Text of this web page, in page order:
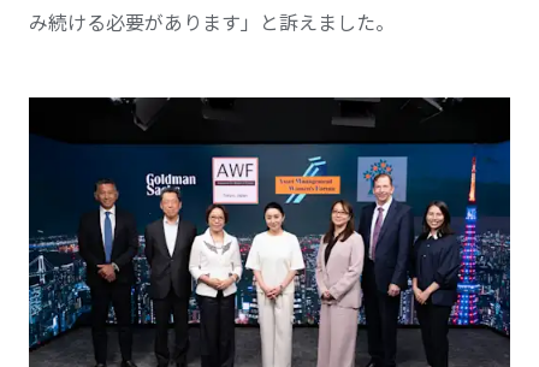
み続ける必要があります」と訴えました。